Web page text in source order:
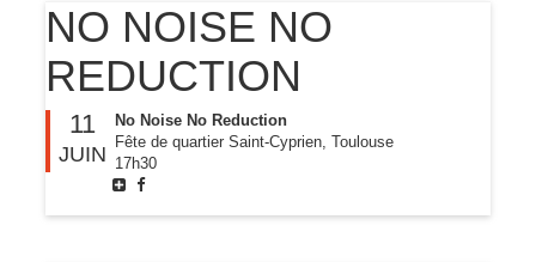
NO NOISE NO
REDUCTION
11
JUIN
No Noise No Reduction
Fête de quartier Saint-Cyprien, Toulouse
17h30